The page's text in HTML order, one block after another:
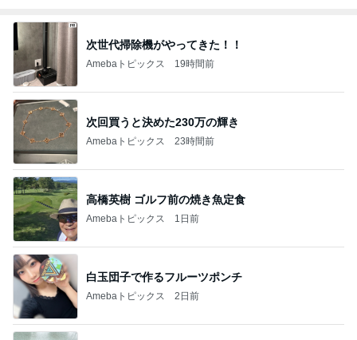
次世代掃除機がやってきた！！
Amebaトピックス 19時間前
次回買うと決めた230万の輝き
Amebaトピックス 23時間前
高橋英樹 ゴルフ前の焼き魚定食
Amebaトピックス 1日前
白玉団子で作るフルーツポンチ
Amebaトピックス 2日前